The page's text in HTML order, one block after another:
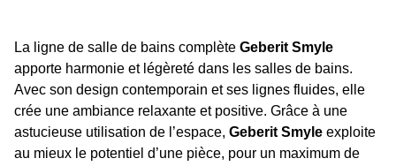
La ligne de salle de bains complète Geberit Smyle
apporte harmonie et légèreté dans les salles de bains.
Avec son design contemporain et ses lignes fluides, elle
crée une ambiance relaxante et positive. Grâce à une
astucieuse utilisation de l’espace, Geberit Smyle exploite
au mieux le potentiel d’une pièce, pour un maximum de